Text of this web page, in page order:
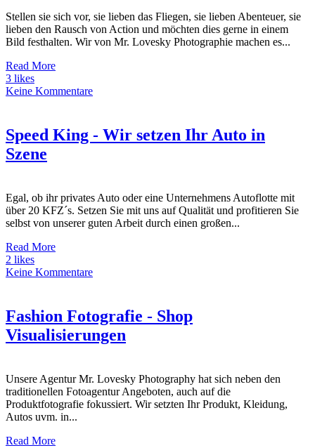
Stellen sie sich vor, sie lieben das Fliegen, sie lieben Abenteuer, sie
lieben den Rausch von Action und möchten dies gerne in einem
Bild festhalten. Wir von Mr. Lovesky Photographie machen es...
Read More
3 likes
Keine Kommentare
Speed King - Wir setzen Ihr Auto in
Szene
Egal, ob ihr privates Auto oder eine Unternehmens Autoflotte mit
über 20 KFZ´s. Setzen Sie mit uns auf Qualität und profitieren Sie
selbst von unserer guten Arbeit durch einen großen...
Read More
2 likes
Keine Kommentare
Fashion Fotografie - Shop
Visualisierungen
Unsere Agentur Mr. Lovesky Photography hat sich neben den
traditionellen Fotoagentur Angeboten, auch auf die
Produktfotografie fokussiert. Wir setzten Ihr Produkt, Kleidung,
Autos uvm. in...
Read More